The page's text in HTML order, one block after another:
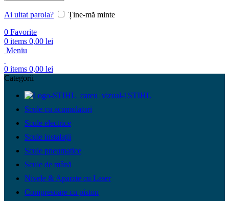
Ai uitat parola?
Ține-mă minte
0 Favorite
0 items 0,00 lei
Meniu
0 items 0,00 lei
Categorii
STIHL
Scule cu acumulatori
Scule electrice
Scule instalații
Scule pneumatice
Scule de mână
Nivele & Aparate cu Laser
Compresoare cu piston